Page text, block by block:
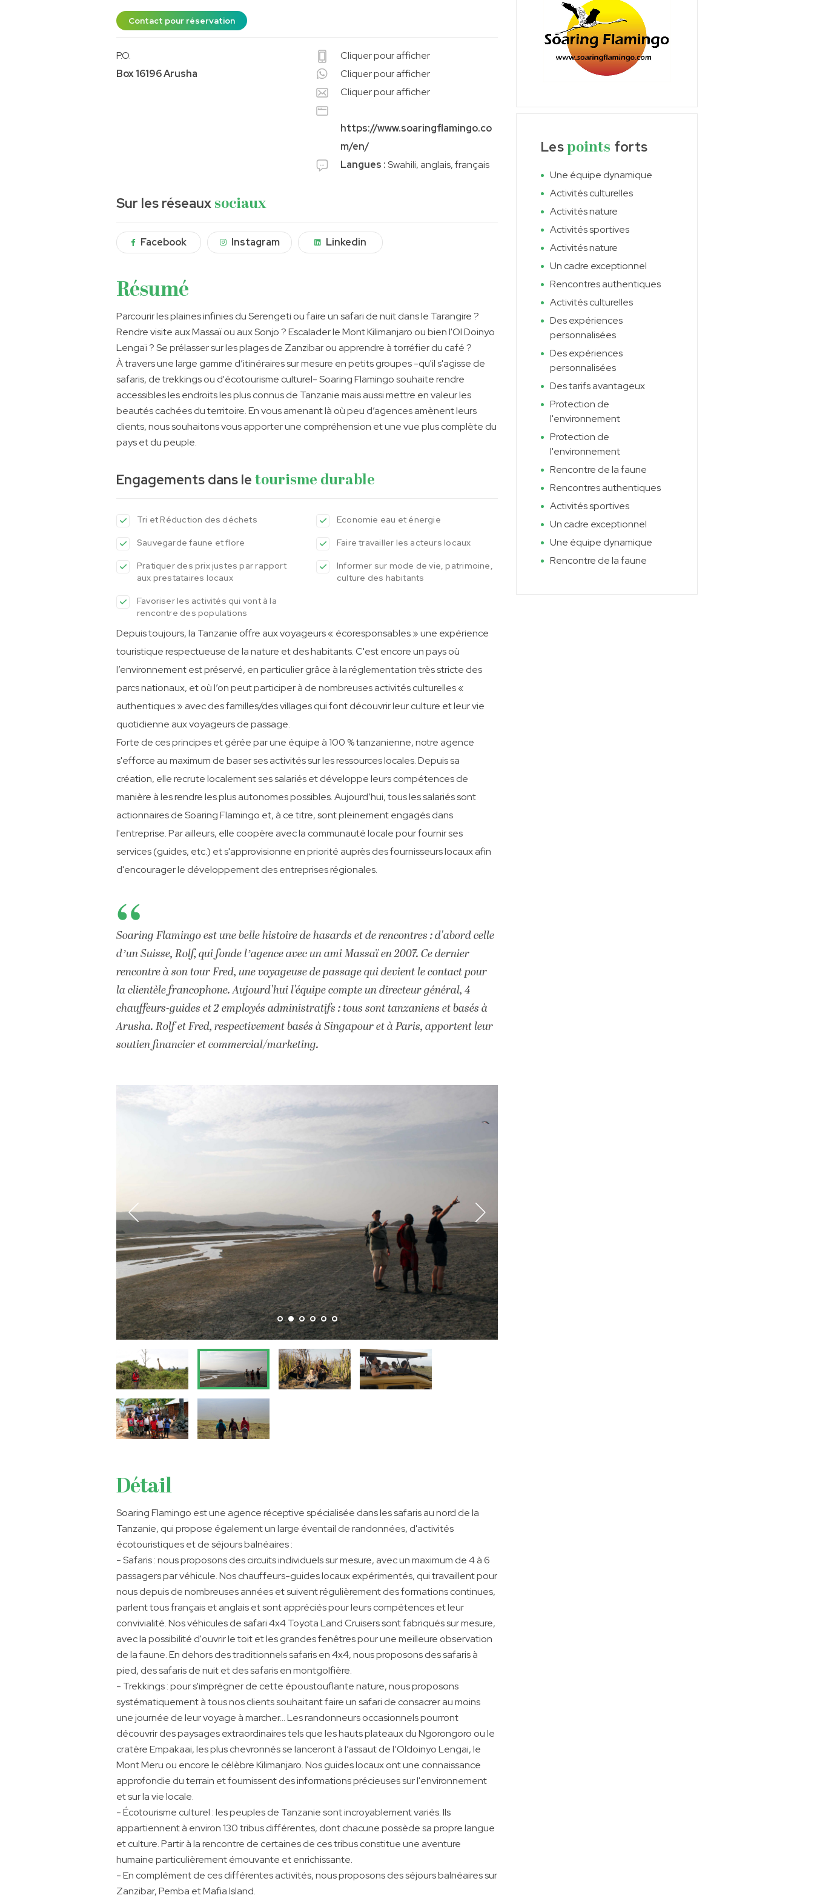
Contact pour réservation
P.O.
Box 16196 Arusha
Cliquer pour afficher
Cliquer pour afficher
Cliquer pour afficher
https://www.soaringflamingo.co
m/en/
Langues :Swahili, anglais, français
Sur les réseaux sociaux
Facebook Instagram Linkedin
Résumé
Parcourir les plaines infinies du Serengeti ou faire un safari de nuit dans le Tarangire ?
Rendre visite aux Massaï ou aux Sonjo ? Escalader le Mont Kilimanjaro ou bien l'Ol Doinyo
Lengaï ? Se prélasser sur les plages de Zanzibar ou apprendre à torréfier du café ?
À travers une large gamme d’itinéraires sur mesure en petits groupes -qu'il s'agisse de
safaris, de trekkings ou d'écotourisme culturel- Soaring Flamingo souhaite rendre
accessibles les endroits les plus connus de Tanzanie mais aussi mettre en valeur les
beautés cachées du territoire. En vous amenant là où peu d’agences amènent leurs
clients, nous souhaitons vous apporter une compréhension et une vue plus complète du
pays et du peuple.
Engagements dans letourisme durable
Tri et Réduction des déchets Economie eau et énergie
Sauvegarde faune et flore Faire travailler les acteurs locaux
Pratiquer des prix justes par rapport
aux prestataires locaux
Informer sur mode de vie, patrimoine,
culture des habitants
Favoriser les activités qui vont à la
rencontre des populations
Depuis toujours, la Tanzanie offre aux voyageurs « écoresponsables » une expérience
touristique respectueuse de la nature et des habitants. C'est encore un pays où
l’environnement est préservé, en particulier grâce à la réglementation très stricte des
parcs nationaux, et où l’on peut participer à de nombreuses activités culturelles «
authentiques » avec des familles/des villages qui font découvrir leur culture et leur vie
quotidienne aux voyageurs de passage.
Forte de ces principes et gérée par une équipe à 100 % tanzanienne, notre agence
s'efforce au maximum de baser ses activités sur les ressources locales. Depuis sa
création, elle recrute localement ses salariés et développe leurs compétences de
manière à les rendre les plus autonomes possibles. Aujourd’hui, tous les salariés sont
actionnaires de Soaring Flamingo et, à ce titre, sont pleinement engagés dans
l'entreprise. Par ailleurs, elle coopère avec la communauté locale pour fournir ses
services (guides, etc.) et s'approvisionne en priorité auprès des fournisseurs locaux afin
d'encourager le développement des entreprises régionales.
Soaring Flamingo est une belle histoire de hasards et de rencontres : d'abord celle
d’un Suisse, Rolf, qui fonde l’agence avec un ami Massaï en 2007. Ce dernier
rencontre à son tour Fred, une voyageuse de passage qui devient le contact pour
la clientèle francophone. Aujourd'hui l'équipe compte un directeur général, 4
chauffeurs-guides et 2 employés administratifs : tous sont tanzaniens et basés à
Arusha. Rolf et Fred, respectivement basés à Singapour et à Paris, apportent leur
soutien financier et commercial/marketing.
Slide n°1
Slide n°0
Slide n°0
Slide n°0
Slide n°0
Slide n°0
Détail
Soaring Flamingo est une agence réceptive spécialisée dans les safaris au nord de la
Tanzanie, qui propose également un large éventail de randonnées, d'activités
écotouristiques et de séjours balnéaires :
- Safaris : nous proposons des circuits individuels sur mesure, avec un maximum de 4 à 6
passagers par véhicule. Nos chauffeurs-guides locaux expérimentés, qui travaillent pour
nous depuis de nombreuses années et suivent régulièrement des formations continues,
parlent tous français et anglais et sont appréciés pour leurs compétences et leur
convivialité. Nos véhicules de safari 4x4 Toyota Land Cruisers sont fabriqués sur mesure,
avec la possibilité d'ouvrir le toit et les grandes fenêtres pour une meilleure observation
de la faune. En dehors des traditionnels safaris en 4x4, nous proposons des safaris à
pied, des safaris de nuit et des safaris en montgolfière.
- Trekkings : pour s'imprégner de cette époustouflante nature, nous proposons
systématiquement à tous nos clients souhaitant faire un safari de consacrer au moins
une journée de leur voyage à marcher... Les randonneurs occasionnels pourront
découvrir des paysages extraordinaires tels que les hauts plateaux du Ngorongoro ou le
cratère Empakaai, les plus chevronnés se lanceront à l’assaut de l’Oldoinyo Lengai, le
Mont Meru ou encore le célèbre Kilimanjaro. Nos guides locaux ont une connaissance
approfondie du terrain et fournissent des informations précieuses sur l'environnement
et sur la vie locale.
- Écotourisme culturel : les peuples de Tanzanie sont incroyablement variés. Ils
appartiennent à environ 130 tribus différentes, dont chacune possède sa propre langue
et culture. Partir à la rencontre de certaines de ces tribus constitue une aventure
humaine particulièrement émouvante et enrichissante.
- En complément de ces différentes activités, nous proposons des séjours balnéaires sur
Zanzibar, Pemba et Mafia Island.
Lespoints forts
Une équipe dynamique
Activités culturelles
Activités nature
Activités sportives
Activités nature
Un cadre exceptionnel
Rencontres authentiques
Activités culturelles
Des expériences
personnalisées
Des expériences
personnalisées
Des tarifs avantageux
Protection de
l'environnement
Protection de
l'environnement
Rencontre de la faune
Rencontres authentiques
Activités sportives
Un cadre exceptionnel
Une équipe dynamique
Rencontre de la faune